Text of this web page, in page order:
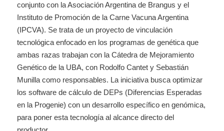
conjunto con la Asociación Argentina de Brangus y el
Instituto de Promoción de la Carne Vacuna Argentina
(IPCVA). Se trata de un proyecto de vinculación
tecnológica enfocado en los programas de genética que
ambas razas trabajan con la Cátedra de Mejoramiento
Genético de la UBA, con Rodolfo Cantet y Sebastián
Munilla como responsables. La iniciativa busca optimizar
los software de cálculo de DEPs (Diferencias Esperadas
en la Progenie) con un desarrollo específico en genómica,
para poner esta tecnología al alcance directo del